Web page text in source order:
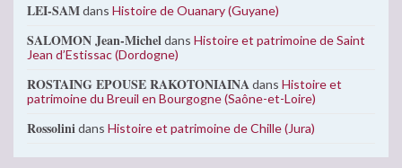
LEI-SAMdans Histoire de Ouanary (Guyane)
SALOMON Jean-Micheldans Histoire et patrimoine de Saint
Jean d’Estissac (Dordogne)
ROSTAING EPOUSE RAKOTONIAINAdans Histoire et
patrimoine du Breuil en Bourgogne (Saône-et-Loire)
Rossolinidans Histoire et patrimoine de Chille (Jura)